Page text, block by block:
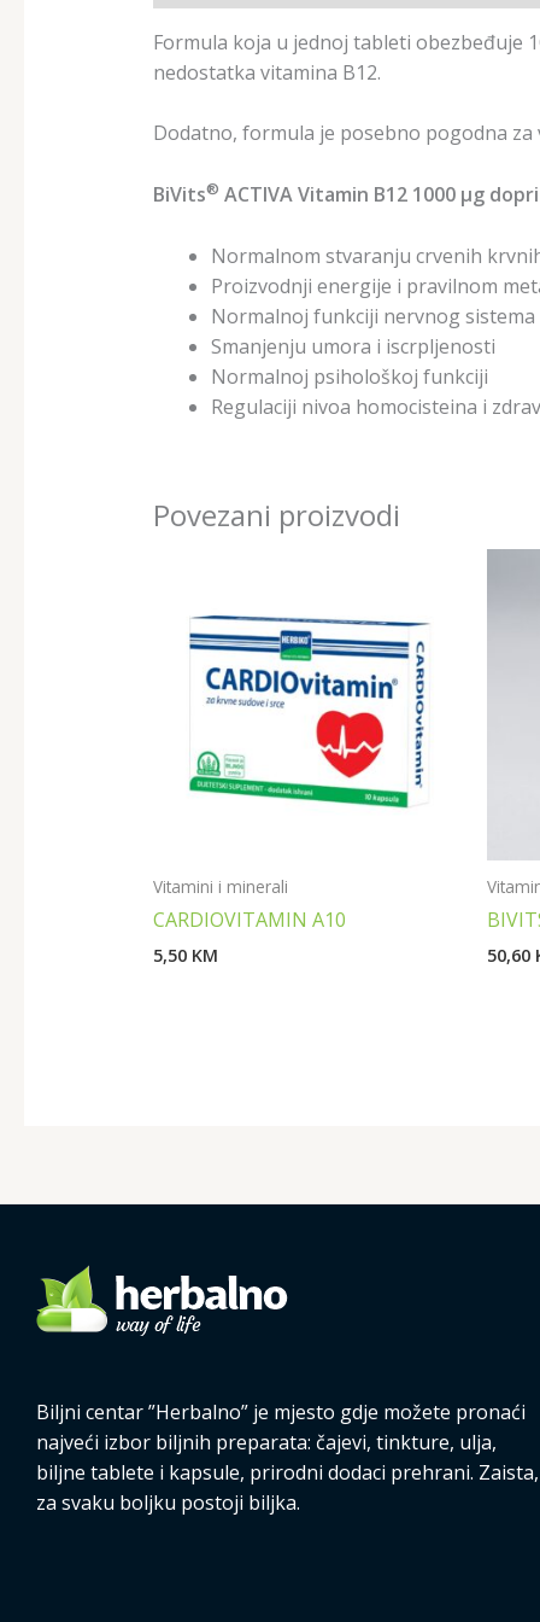
Formula koja u jednoj tableti obezbeđuje
nedostatka vitamina B12.
Dodatno, formula je posebno pogodna
BiVits® ACTIVA Vitamin B12 1000 µg
Normalnom stvaranju crvenih
Proizvodnji energije i pravilnom
Normalnoj funkciji nervnog sistema
Smanjenju umora i iscrpljenosti
Normalnoj psihološkoj funkciji
Regulaciji nivoa homocisteina i
Povezani proizvodi
Vitamini i minerali
CARDIOVITAMIN A10
5,50 KM 50,60
Biljni centar ”Herbalno” je mjesto gdje možete pronaći
najveći izbor biljnih preparata: čajevi, tinkture, ulja,
biljne tablete i kapsule, prirodni dodaci prehrani. Zaista,
za svaku boljku postoji biljka.